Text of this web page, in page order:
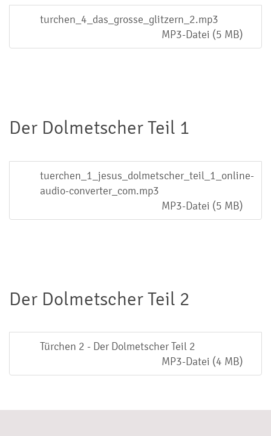
turchen_4_das_grosse_glitzern_2.mp3
MP3-Datei (5 MB)
Der Dolmetscher Teil 1
tuerchen_1_jesus_dolmetscher_teil_1_online-
audio-converter_com.mp3
MP3-Datei (5 MB)
Der Dolmetscher Teil 2
Türchen 2 - Der Dolmetscher Teil 2
MP3-Datei (4 MB)